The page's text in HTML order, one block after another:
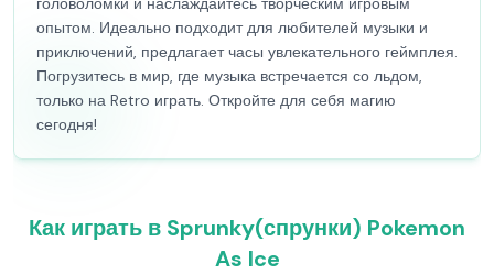
опытом. Идеально подходит для любителей музыки и
приключений, предлагает часы увлекательного геймплея.
Погрузитесь в мир, где музыка встречается со льдом,
только на Retro играть. Откройте для себя магию
сегодня!
Как играть в Sprunky(спрунки) Pokemon
As Ice